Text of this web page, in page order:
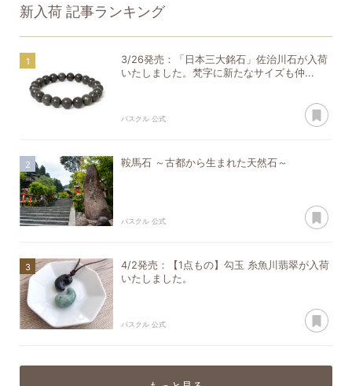
新入荷 記事ランキング
3/26発売：「日本三大銘石」佐治川石が入荷
いたしました。梵字に新たなサイズも仲...
パスクル 公式
鞍馬石 ～古都から生まれた天然石～
パスクル 公式
4/2発売：【1点もの】勾玉 糸魚川翡翠が入荷
いたしました。
パスクル 公式